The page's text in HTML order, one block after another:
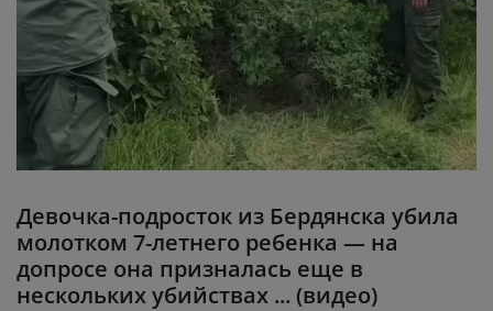
Войти
Регистрация
Девочка-подросток из Бердянска убила
молотком 7-летнего ребенка — на
допросе она призналась еще в
нескольких убийствах ... (видео)